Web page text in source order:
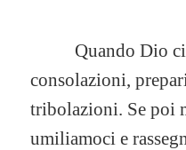
Quando Dio
consolazioni,
tribolazioni. Se poi
umiliamoci e